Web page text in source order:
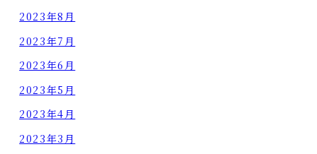
2023年8月
2023年7月
2023年6月
2023年5月
2023年4月
2023年3月